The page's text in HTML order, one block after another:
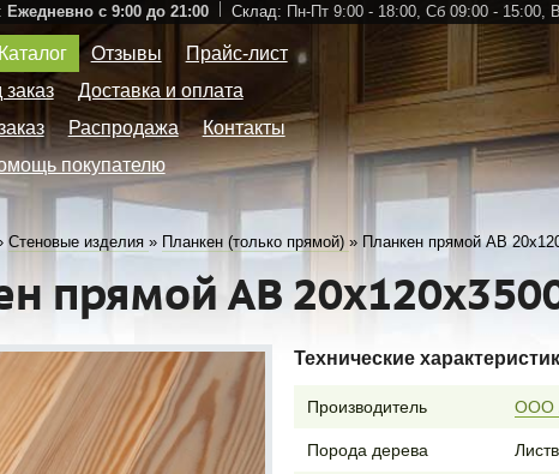
Ежедневно с 9:00 до 21:00 Склад: Пн-Пт 9:00 - 18:00, Сб 09:00 - 15:00,
Каталог Отзывы
Прайс-лист
Доставка и оплата
Распродажа
Контакты
покупателю
Стеновые изделия » Планкен (только прямой) » Планкен прямой АВ
прямой АВ
Технические
Производитель ООО
Порода дерева